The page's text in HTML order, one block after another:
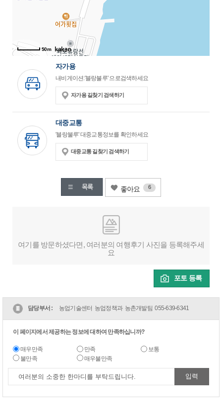
50m
자가용
내비게이션:'블랑불루' 으로검색하세요
자가용 길찾기 검색하기
대중교통
'블랑불루' 대중교통정보를 확인하세요
대중교통 길찾기 검색하기
좋아요 6
여기를 방문하셨다면, 여러분의 여행후기 사진을 등록해주세
요
포토 등록
담당부서 : 농업기술센터 농업정책과 농촌개발팀055-639-6341
이 페이지에서 제공하는 정보에 대하여 만족하십니까?
매우만족 만족
보통
불만족
매우불만족